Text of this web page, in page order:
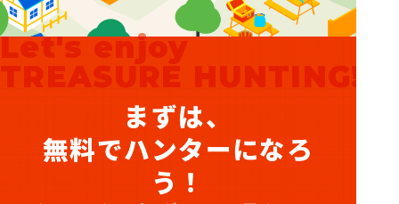
Let's enjoy
TREASURE HUNTING!
まずは、
無料でハンターになろ
う！